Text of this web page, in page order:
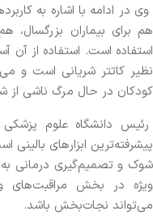
وی در ادامه با اشاره به
هم برای بیماران بزرگسال،
استفاده است. استفاده از آن
نظیر کاتتر شریانی است و
کودکان در حال مرگ ناشی از
رئیس دانشگاه علوم
پیشرفته‌ترین ابزارهای
شوک و تصمیم‌گیری درمانی
می‌تواند نجات‌بخش باشد.